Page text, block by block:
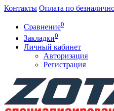
Контакты Оплата по
Сравнение0
Закладки0
Личный кабинет
Авторизация
Регистрация